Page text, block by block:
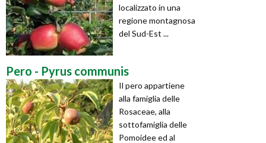
localizzato in una
regione montagnosa
del Sud-Est ...
Pero - Pyrus communis
Il pero appartiene
alla famiglia delle
Rosaceae, alla
sottofamiglia delle
Pomoidee ed al